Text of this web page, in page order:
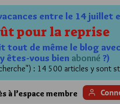
entre le 14 juillet
pour la reprise
tout de même le blog
êtes-vous bien abonné ?)
: 14 500 articles y sont
à l’espace membre